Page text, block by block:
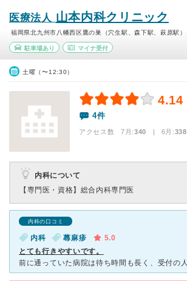
医療法人 山本内科クリニック
福岡県北九州市八幡西区鷹の巣（穴生駅、森下駅、萩原駅）
駐車場あり マイナ受付
土曜（〜12:30）
4.14
4件
アクセス数 7月:340 | 6月:338
内科について
【専門医・資格】 総合内科専門医
内科の口コミ
内科 蕁麻疹
5.0
とても行きやすいです。